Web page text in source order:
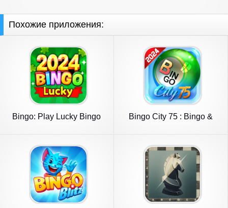
Похожие приложения:
Bingo: Play Lucky Bingo
Bingo City 75 : Bingo &